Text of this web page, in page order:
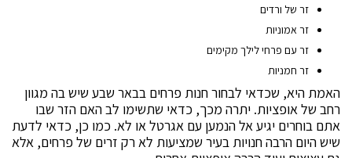
זר של ורדים
זר אמוניות
זר עם פרחי לילך מקימים
זר חמניות
האמת היא, שכדאי לבחור חנות פרחים בבאר שבע שיש בה מגוון
רחב של אופציות. יתרה מכך, כדאי שתשימו לב האם הזר שבו
אתם בוחרים יגיע אל הנמען עם אגרטל או לא. כמו כן, כדאי לדעת
שיש היום הרבה חנויות בעיר שמציעות לא רק זרים של פרחים, אלא